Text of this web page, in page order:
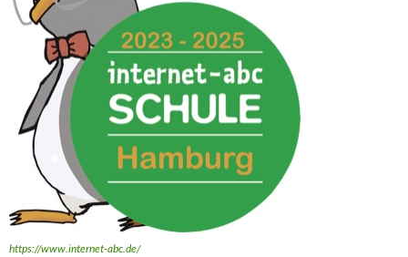
https://www.internet-abc.de/